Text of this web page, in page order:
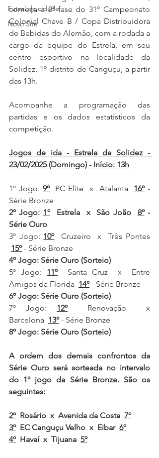
Futsal da cidade
Novo Site
começa a 2ª fase do 31º Campeonato
Colonial Chave B / Copa Distribuidora
de Bebidas do Alemão, com a rodada a
cargo da equipe do Estrela, em seu
centro esportivo na localidade da
Solidez, 1º distrito de Canguçu, a partir
das 13h.
Acompanhe a programação das
partidas e os dados estatísticos da
competição.
Jogos de ida - Estrela da Solidez -
23/02/2025 (Domingo) - Início: 13h
1º Jogo: 9º PC Elite  x  Atalanta 16º -
Série Bronze
2º Jogo: 1º Estrela  x  São João 8º -
Série Ouro
3º Jogo: 10º
15º - Série Bronze
4º Jogo: Série Ouro (Sorteio)
5º Jogo: 11º
Santa Cruz  x  Entre
Amigos da Florida 14º - Série Bronze
6º Jogo: Série Ouro (Sorteio)
7º Jogo: 12º
Renovação  x
Barcelona 13º - Série Bronze
8º Jogo: Série Ouro (Sorteio)
A ordem dos demais confrontos da
Série Ouro será sorteada no intervalo
do 1º jogo da Série Bronze. São os
seguintes:
2º Rosário  x  Avenida da Costa 7º
3º EC Canguçu Velho  x  Eibar 6º
4º Havaí  x  Tijuana 5º